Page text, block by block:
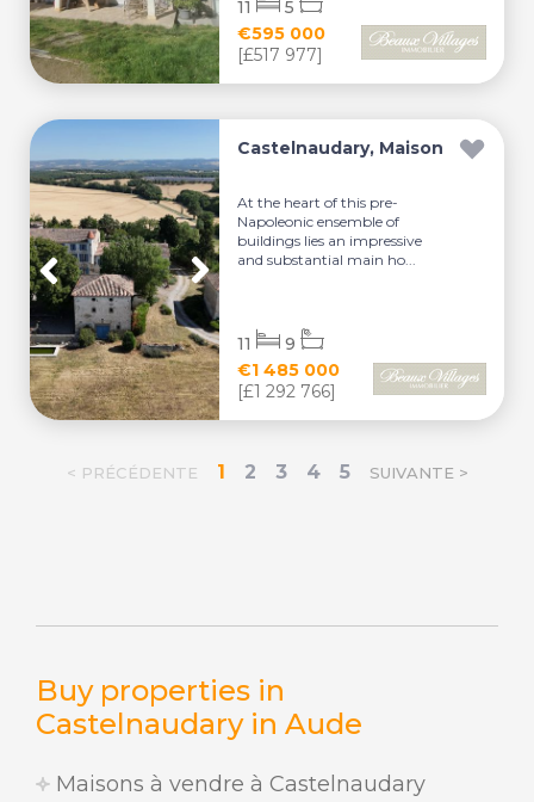
Buy properties in
Castelnaudary in Aude
Maisons à vendre à Castelnaudary
€595 000
[£517 977]
11 5
Castelnaudary, Maison
At the heart of this pre-
Napoleonic ensemble of
buildings lies an impressive
and substantial main ho...
€1 485 000
[£1 292 766]
11 9
< PRÉCÉDENTE 1 2 3 4 5 SUIVANTE >